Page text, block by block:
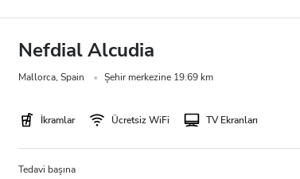
Nefdial Alcudia
Mallorca, Spain Şehir merkezine 19.69 km
İkramlar Ücretsiz WiFi TV Ekranları
Tedavi başına